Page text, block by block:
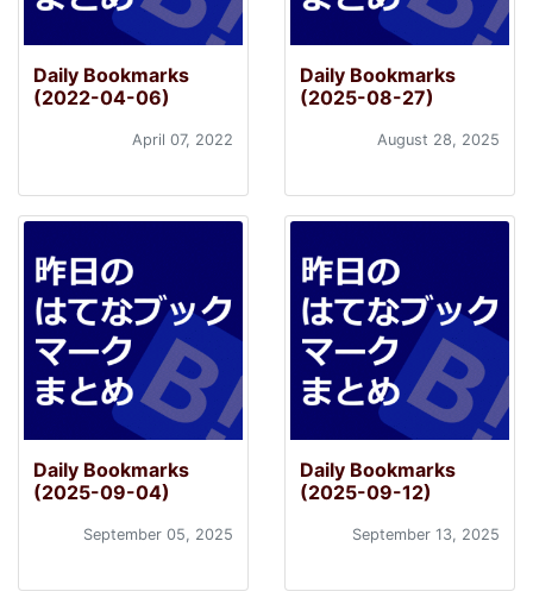
Daily Bookmarks
(2022-04-06)
April 07, 2022
Daily Bookmarks
(2025-08-27)
August 28, 2025
Daily Bookmarks
(2025-09-04)
September 05, 2025
Daily Bookmarks
(2025-09-12)
September 13, 2025